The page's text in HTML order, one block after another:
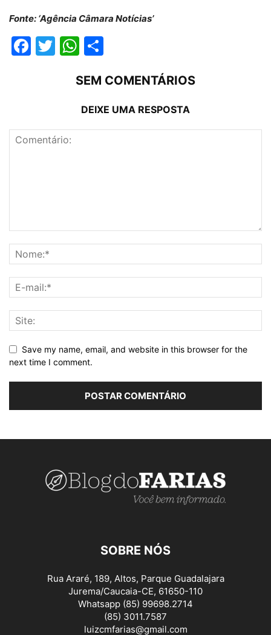
Fonte: ‘Agência Câmara Notícias’
Facebook
TwitterWhatsApp
SEM COMENTÁRIOS
DEIXE UMA RESPOSTA
Save my name, email, and website in this browser for the
next time I comment.
SOBRE NÓS
Rua Araré, 189, Altos, Parque Guadalajara
Jurema/Caucaia-CE, 61650-110
Whatsapp (85) 99698.2714
(85) 3011.7587
luizcmfarias@gmail.com